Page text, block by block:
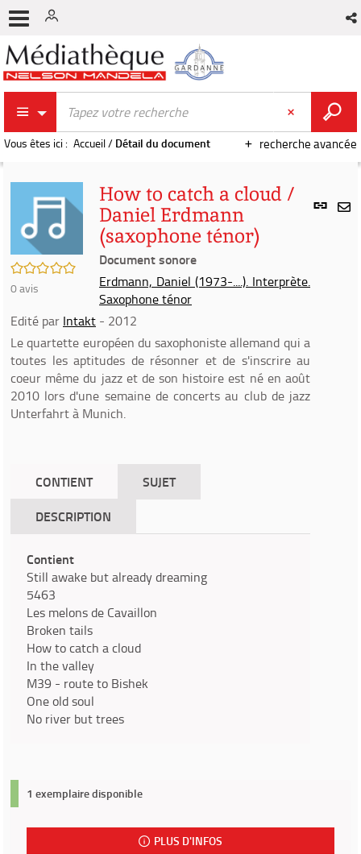
recherche avancée
Vous êtes ici : Accueil/ Détail du document
Lien
/5
0avis
How to catch a cloud /
Daniel Erdmann
(saxophone ténor)
Document sonore
Erdmann, Daniel (1973-....). Interprète.
Saxophone ténor
Edité par Intakt - 2012
Le quartette européen du saxophoniste allemand qui a
toutes les aptitudes de résonner et de s'inscrire au
coeur même du jazz et de son histoire est né en août
2010 lors d'une semaine de concerts au club de jazz
Unterfahrt à Munich.
CONTIENT
SUJET
DESCRIPTION
Contient
Still awake but already dreaming
5463
Les melons de Cavaillon
Broken tails
How to catch a cloud
In the valley
M39 - route to Bishek
One old soul
No river but trees
1 exemplaire disponible
PLUS D'INFOS